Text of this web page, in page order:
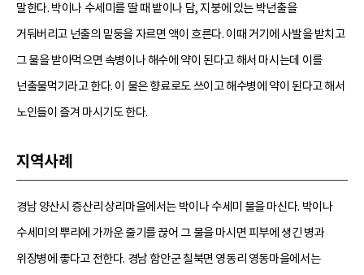
말한다. 박이나 수세미를 딸 때 밭이나 담, 지붕에 있는 박넌출을
거둬버리고 넌출의 밑둥을 자르면 액이 흐른다. 이때 거기에 사발을 받치고
그 물을 받아먹으면 속병이나 해수에 약이 된다고 해서 마시는데 이를
넌출물먹기라고 한다. 이 물은 향료로도 쓰이고 해수병에 약이 된다고 해서
노인들이 즐겨 마시기도 한다.
지역사례
경남 양산시 증산리 상리마을에서는 박이나 수세미 물을 마신다. 박이나
수세미의 뿌리에 가까운 줄기를 끊어 그 물을 마시면 피부에 생긴 병과
위장병에 좋다고 전한다. 경남 함안군 칠북면 영동리 영동마을에서는